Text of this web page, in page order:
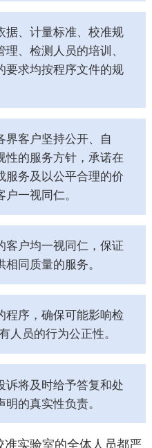
据、计量标准、校准规
、检测人员的培训、
要求均按程序文件的规
界客户坚持公开、自
性的服务方针，承诺在
服务及以公平合理的价
一视同仁。
客户均一视同仁，保证
同质量的服务。
程序，确保可能影响检
人员的行为公正性。
诉将及时给予答复和处
的真实性负责。
实验室的全体人员都严